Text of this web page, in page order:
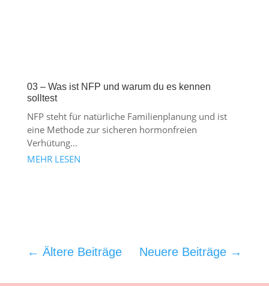
03 – Was ist NFP und warum du es kennen
solltest
NFP steht für natürliche Familienplanung und ist
eine Methode zur sicheren hormonfreien
Verhütung...
MEHR LESEN
← Ältere Beiträge Neuere Beiträge →